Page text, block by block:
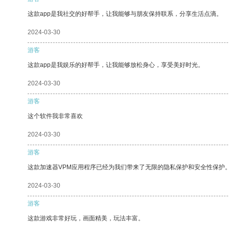
这款app是我社交的好帮手，让我能够与朋友保持联系，分享生活点滴。
2024-03-30
游客
这款app是我娱乐的好帮手，让我能够放松身心，享受美好时光。
2024-03-30
游客
这个软件我非常喜欢
2024-03-30
游客
这款加速器VPM应用程序已经为我们带来了无限的隐私保护和安全性保护
2024-03-30
游客
这款游戏非常好玩，画面精美，玩法丰富。